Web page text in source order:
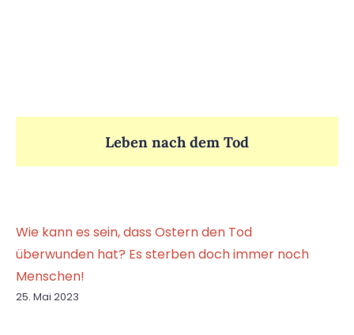
Leben nach dem Tod
Wie kann es sein, dass Ostern den Tod
überwunden hat? Es sterben doch immer noch
Menschen!
25. Mai 2023